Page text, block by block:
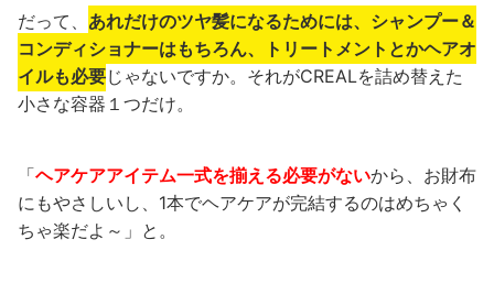
だって、 あれだけのツヤ髪になるためには、シャンプー＆
コンディショナーはもちろん、トリートメントとかヘアオ
イルも必要じゃないですか。それがCREALを詰め替えた
小さな容器１つだけ。
「ヘアケアアイテム一式を揃える必要がないから、お財布
にもやさしいし、1本でヘアケアが完結するのはめちゃく
ちゃ楽だよ～」と。